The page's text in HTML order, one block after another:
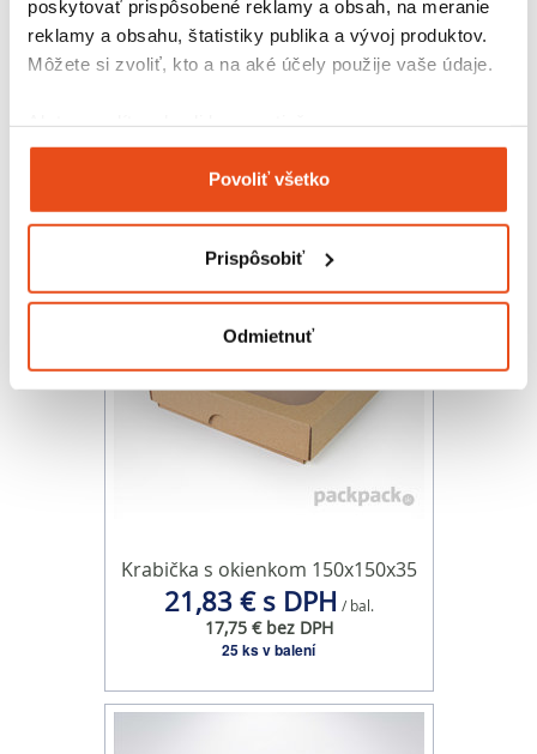
poskytovať prispôsobené reklamy a obsah, na meranie
reklamy a obsahu, štatistiky publika a vývoj produktov.
Môžete si zvoliť, kto a na aké účely použije vaše údaje.
Zhromažďovať informácie o vašej geografickej
polohe s presnosťou na niekoľko metrov
Identifikovať vaše zariadenie aktívnym
Viac informácií o tom, ako sa spracúvajú vaše osobné
údaje, nájdete v časti svašimi nastaveniami
o používaní súborov cookie.
Na prispôsobenie obsahu a reklám, poskytovanie funkcií
súbory cookie. Informácie o tom, ako používate naše
oblasti sociálnych médií, inzercie a analýzy. Títo partneri
môžu príslušné informácie skombinovať s ďalšími
údajmi, ktoré ste im poskytli alebo ktoré od vás získali,
keď ste používali ich služby.
Povoliť všetko
Prispôsobiť
Odmietnuť
Krabička s okienkom 150x100x35
12,00 € bez DPH
25 ks v balení
Krabička s okienkom 150x150x35
21,83 € s DPH / bal.
17,75 € bez DPH
25 ks v balení